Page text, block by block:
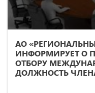
АО
ИНФОРМИРУЕТ О
ОТБОРУ
ДОЛЖНОСТЬ